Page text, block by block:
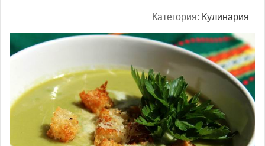
Категория: Кулинария